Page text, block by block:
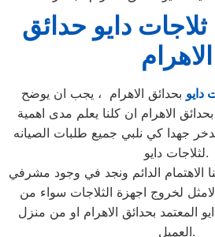
ثلاجات دايو حدائق
الاهرام
دايو بحدائق الاهرام ، يجب ان يوضح
الاهرام ان كلنا يعلم مدى اهمية
ندخر جهدا كي نلبي جميع طلبات الصيانه
لثلاجات دايو.
الاهتمام الدائم ونجد في وجود مشرفي
الامثل لخروج اجهزة الثلاجات سواء من
المعتمد بحدائق الاهرام او من منزل
العميل.